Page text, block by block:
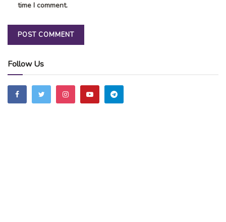
time I comment.
Follow Us